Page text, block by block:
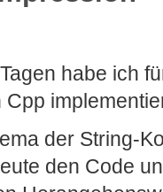
habe ich
Cpp
der String-
den Code